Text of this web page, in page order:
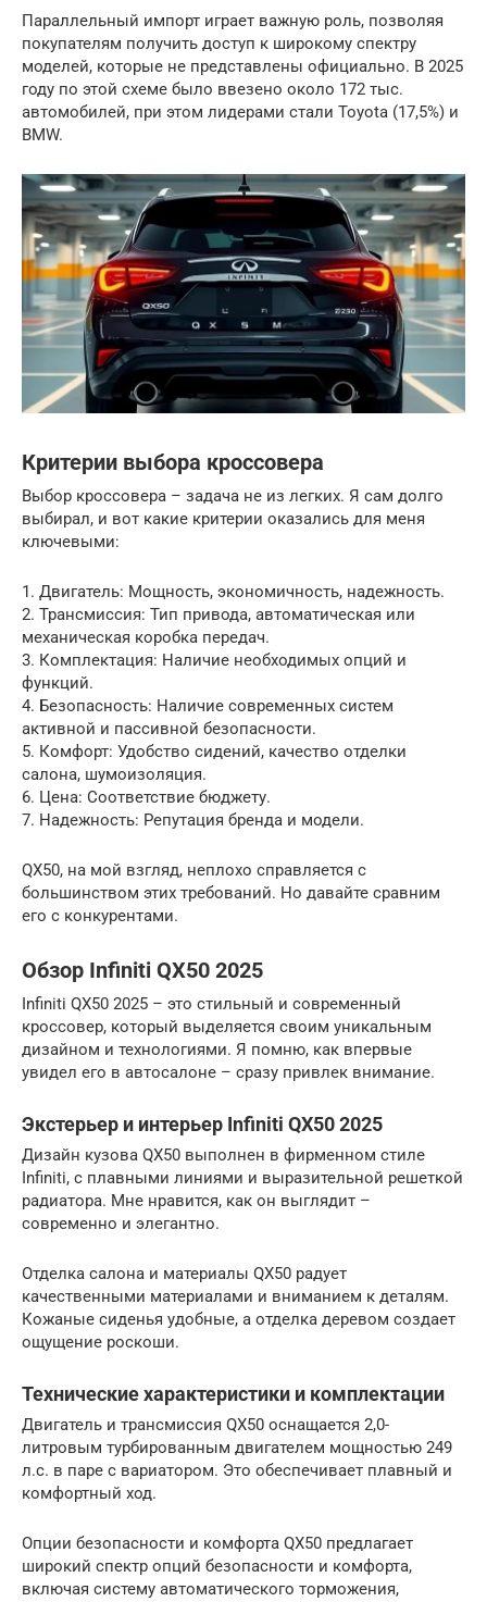
Параллельный импорт играет важную роль, позволяя
покупателям получить доступ к широкому спектру
моделей, которые не представлены официально. В 2025
году по этой схеме было ввезено около 172 тыс.
автомобилей, при этом лидерами стали Toyota (17,5%) и
BMW.
Критерии выбора кроссовера
Выбор кроссовера – задача не из легких. Я сам долго
выбирал, и вот какие критерии оказались для меня
ключевыми:
1. Двигатель: Мощность, экономичность, надежность.
2. Трансмиссия: Тип привода, автоматическая или
механическая коробка передач.
3. Комплектация: Наличие необходимых опций и
функций.
4. Безопасность: Наличие современных систем
активной и пассивной безопасности.
5. Комфорт: Удобство сидений, качество отделки
салона, шумоизоляция.
6. Цена: Соответствие бюджету.
7. Надежность: Репутация бренда и модели.
QX50, на мой взгляд, неплохо справляется с
большинством этих требований. Но давайте сравним
его с конкурентами.
Обзор Infiniti QX50 2025
Infiniti QX50 2025 – это стильный и современный
кроссовер, который выделяется своим уникальным
дизайном и технологиями. Я помню, как впервые
увидел его в автосалоне – сразу привлек внимание.
Экстерьер и интерьер Infiniti QX50 2025
Дизайн кузова QX50 выполнен в фирменном стиле
Infiniti, с плавными линиями и выразительной решеткой
радиатора. Мне нравится, как он выглядит –
современно и элегантно.
Отделка салона и материалы QX50 радует
качественными материалами и вниманием к деталям.
Кожаные сиденья удобные, а отделка деревом создает
ощущение роскоши.
Технические характеристики и комплектации
Двигатель и трансмиссия QX50 оснащается 2,0-
литровым турбированным двигателем мощностью 249
л.с. в паре с вариатором. Это обеспечивает плавный и
комфортный ход.
Опции безопасности и комфорта QX50 предлагает
широкий спектр опций безопасности и комфорта,
включая систему автоматического торможения,